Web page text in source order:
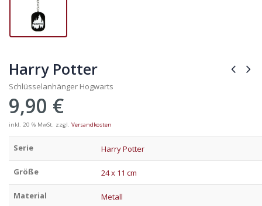
Harry Potter
Schlüsselanhänger Hogwarts
9,90 €
inkl. 20 % MwSt. zzgl. Versandkosten
Serie Harry Potter
Größe 24 x 11 cm
Material Metall